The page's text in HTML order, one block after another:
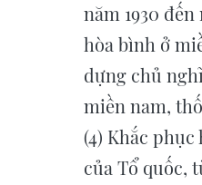
năm 1930
hòa bình ở
dựng chủ
miền nam,
(4) Khắc
của Tổ quốc,